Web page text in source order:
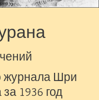
журнала Шри
за 1936 год